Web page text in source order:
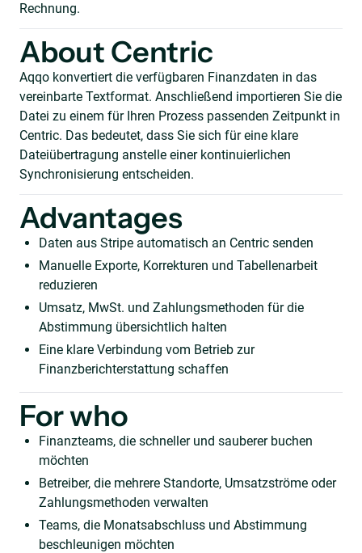
Rechnung.
About Centric
Aqqo konvertiert die verfügbaren Finanzdaten in das
vereinbarte Textformat. Anschließend importieren Sie die
Datei zu einem für Ihren Prozess passenden Zeitpunkt in
Centric. Das bedeutet, dass Sie sich für eine klare
Dateiübertragung anstelle einer kontinuierlichen
Synchronisierung entscheiden.
Advantages
Daten aus Stripe automatisch an Centric senden
Manuelle Exporte, Korrekturen und Tabellenarbeit
reduzieren
Umsatz, MwSt. und Zahlungsmethoden für die
Abstimmung übersichtlich halten
Eine klare Verbindung vom Betrieb zur
Finanzberichterstattung schaffen
For who
Finanzteams, die schneller und sauberer buchen
möchten
Betreiber, die mehrere Standorte, Umsatzströme oder
Zahlungsmethoden verwalten
Teams, die Monatsabschluss und Abstimmung
beschleunigen möchten